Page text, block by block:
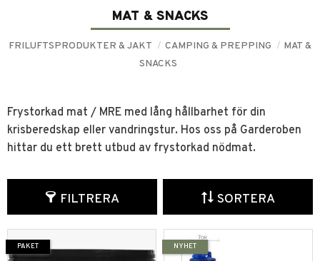
MAT & SNACKS
FRILUFTSPRODUKTER & JAKT CAMPING & PREPPING
MAT &
SNACKS
Frystorkad mat / MRE med lång hållbarhet för din
krisberedskap eller vandringstur. Hos oss på Garderoben
hittar du ett brett utbud av frystorkad nödmat.
FILTRERA SORTERA
PAKET NYHET